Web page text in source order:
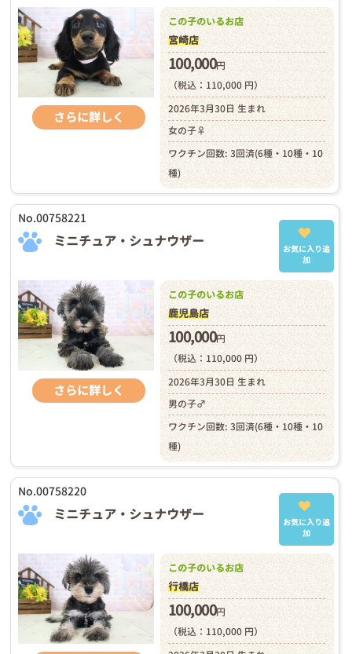
さらに詳しく
この子のいるお店
宮崎店
100,000円
（税込：110,000 円）
2026年3月30日 生まれ
女の子♀
ワクチン回数: 3回済(6種・10種・10
種)
No.00758221
ミニチュア・シュナウザー
お気に入り追
加
さらに詳しく
この子のいるお店
鹿児島店
100,000円
（税込：110,000 円）
2026年3月30日 生まれ
男の子♂
ワクチン回数: 3回済(6種・10種・10
種)
No.00758220
ミニチュア・シュナウザー
お気に入り追
加
この子のいるお店
行橋店
100,000円
（税込：110,000 円）